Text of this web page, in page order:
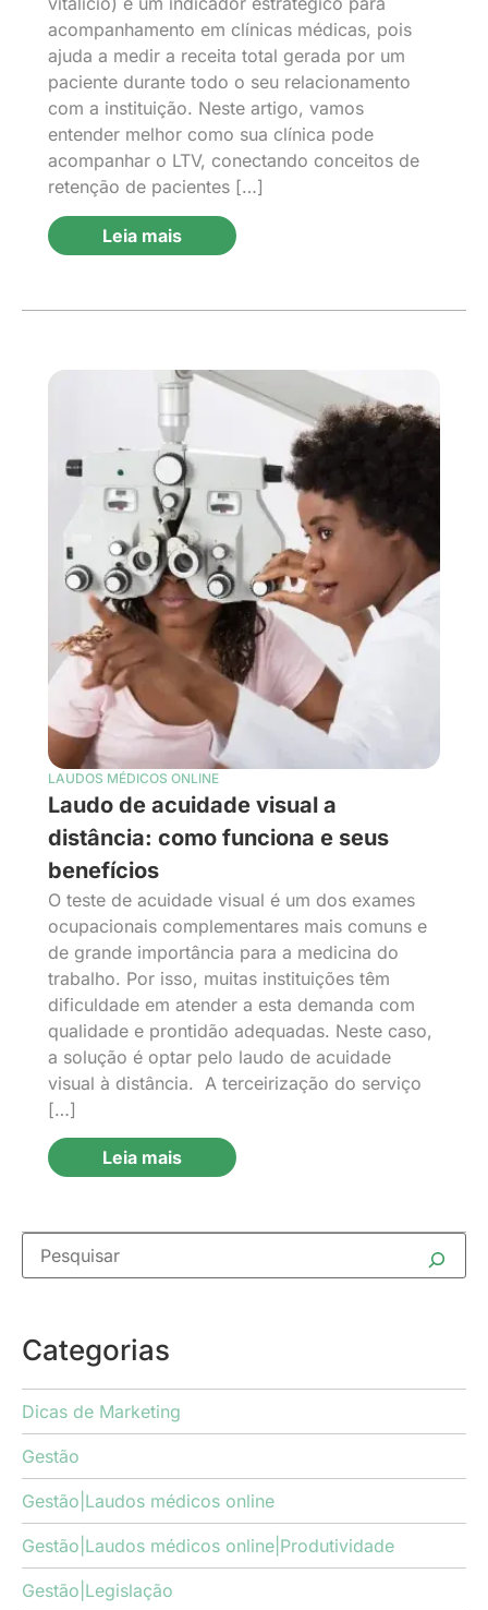
acompanhamento em clínicas médicas, pois
ajuda a medir a receita total gerada por um
paciente durante todo o seu relacionamento
com a instituição. Neste artigo, vamos
entender melhor como sua clínica pode
acompanhar o LTV, conectando conceitos de
retenção de pacientes […]
Leia mais
LAUDOS MÉDICOS ONLINE
Laudo de acuidade visual a
distância: como funciona e seus
benefícios
O teste de acuidade visual é um dos exames
ocupacionais complementares mais comuns e
de grande importância para a medicina do
trabalho. Por isso, muitas instituições têm
dificuldade em atender a esta demanda com
qualidade e prontidão adequadas. Neste caso,
a solução é optar pelo laudo de acuidade
visual à distância. A terceirização do serviço
[…]
Leia mais
Categorias
Dicas de Marketing
Gestão
Gestão|Laudos médicos online
Gestão|Laudos médicos online|Produtividade
Gestão|Legislação